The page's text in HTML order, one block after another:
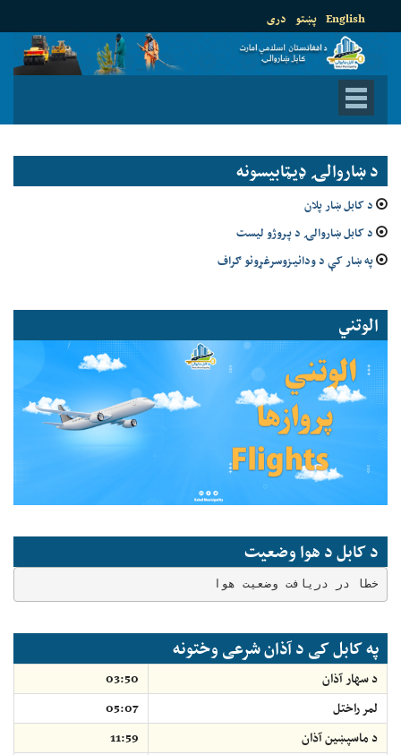
دری پښتو English
د ښاروالۍ ډيټابيسونه
د کابل ښار پلان
د کابل ښاروالۍ د پروژو لیست
په ښار کې د ودانیزوسرغړونو ګراف
الوتني
د کابل د هوا وضعیت
خطا در دریافت وضعیت هوا
په کابل کی د آذان شرعی وختونه
د سهار آذان
03:50
لمر راختل
05:07
د ماسپښين آذان
11:59